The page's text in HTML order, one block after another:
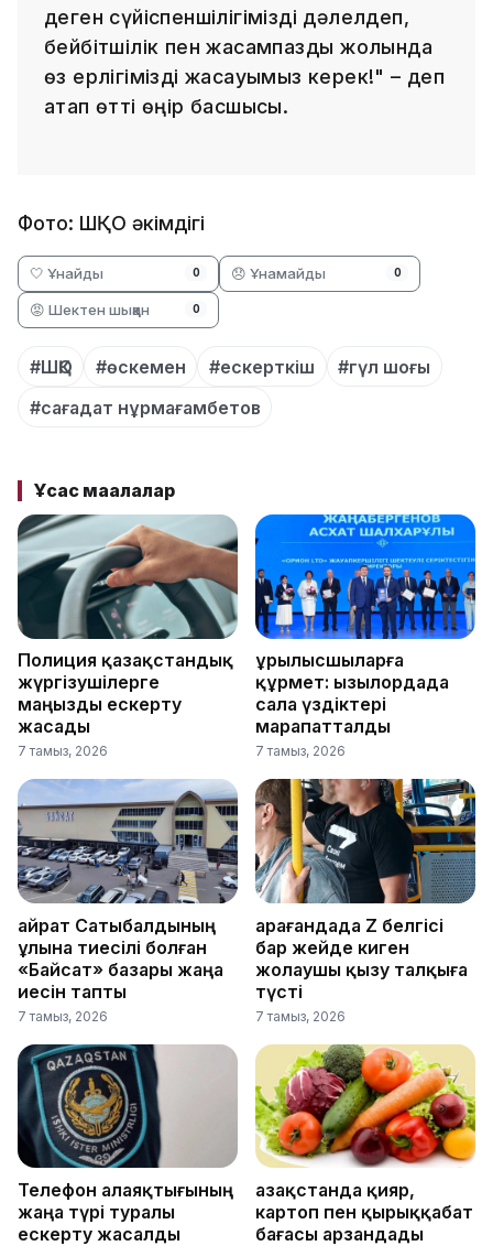
деген сүйіспеншілігімізді дәлелдеп,
бейбітшілік пен жасампаздық жолында
өз ерлігімізді жасауымыз керек!" – деп
атап өтті өңір басшысы.
Фото: ШҚО әкімдігі
🤍 Ұнайды 0 😞 Ұнамайды 0
😡 Шектен шыққан 0
#ШҚО #өскемен #ескерткіш
#гүл шоғы
#сағадат нұрмағамбетов
Ұқсас мақалалар
Полиция қазақстандық
жүргізушілерге
маңызды ескерту
жасады
7 тамыз, 2026
Құрылысшыларға
құрмет: Қызылордада
сала үздіктері
марапатталды
7 тамыз, 2026
Қайрат Сатыбалдының
ұлына тиесілі болған
«Байсат» базары жаңа
иесін тапты
7 тамыз, 2026
Қарағандада Z белгісі
бар жейде киген
жолаушы қызу талқыға
түсті
7 тамыз, 2026
Телефон алаяқтығының
жаңа түрі туралы
ескерту жасалды
Қазақстанда қияр,
картоп пен қырыққабат
бағасы арзандады